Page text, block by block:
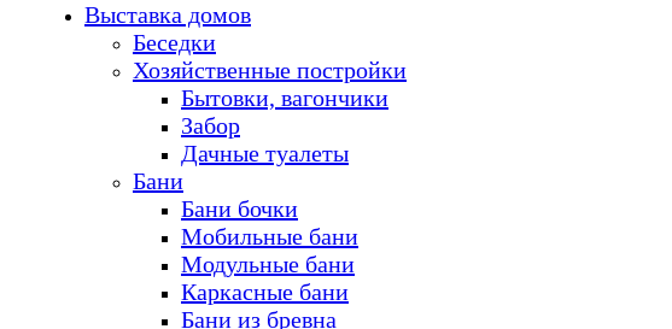
Выставка домов
Беседки
Хозяйственные постройки
Бытовки, вагончики
Забор
Дачные туалеты
Бани
Бани бочки
Мобильные бани
Модульные бани
Каркасные бани
Бани из бревна